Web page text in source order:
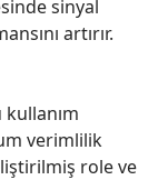
sinyal
artırır.
kullanım
verimlilik
role ve